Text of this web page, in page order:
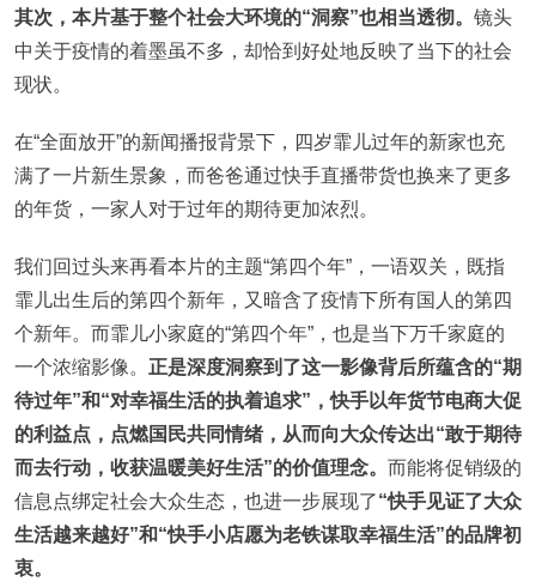
其次，本片基于整个社会大环境的“洞察”也相当透彻。 镜头
中关于疫情的着墨虽不多，却恰到好处地反映了当下的社会
现状。
在“全面放开”的新闻播报背景下，四岁霏儿过年的新家也充
满了一片新生景象，而爸爸通过快手直播带货也换来了更多
的年货，一家人对于过年的期待更加浓烈。
我们回过头来再看本片的主题“第四个年”，一语双关，既指
霏儿出生后的第四个新年，又暗含了疫情下所有国人的第四
个新年。而霏儿小家庭的“第四个年”，也是当下万千家庭的
一个浓缩影像。 正是深度洞察到了这一影像背后所蕴含的“期
待过年”和“对幸福生活的执着追求”，快手以年货节电商大促
的利益点，点燃国民共同情绪，从而向大众传达出“敢于期待
而去行动，收获温暖美好生活”的价值理念。 而能将促销级的
信息点绑定社会大众生态，也进一步展现了“快手见证了大众
生活越来越好”和“快手小店愿为老铁谋取幸福生活”的品牌初
衷。